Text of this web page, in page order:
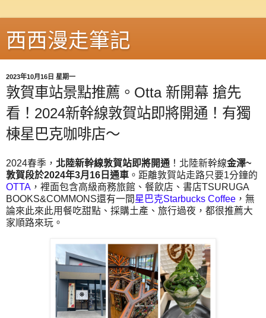
西西漫走筆記
2023年10月16日 星期一
敦賀車站景點推薦。Otta 新開幕 搶先
看！2024新幹線敦賀站即將開通！有獨
棟星巴克咖啡店～
2024春季， 北陸新幹線敦賀站即將開通 ！北陸新幹線金澤~
敦賀段於2024年3月16日通車 。距離敦賀站走路只要1分鐘的
OTTA ，裡面包含高級商務旅館、餐飲店、書店TSURUGA
BOOKS&COMMONS還有一間星巴克Starbucks Coffee ，無
論來此來此用餐吃甜點、採購土產、旅行過夜，都很推薦大
家順路來玩。